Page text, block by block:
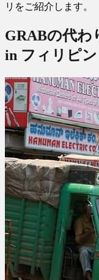
リをご紹介します。
GRABの代わ
in フィリピン